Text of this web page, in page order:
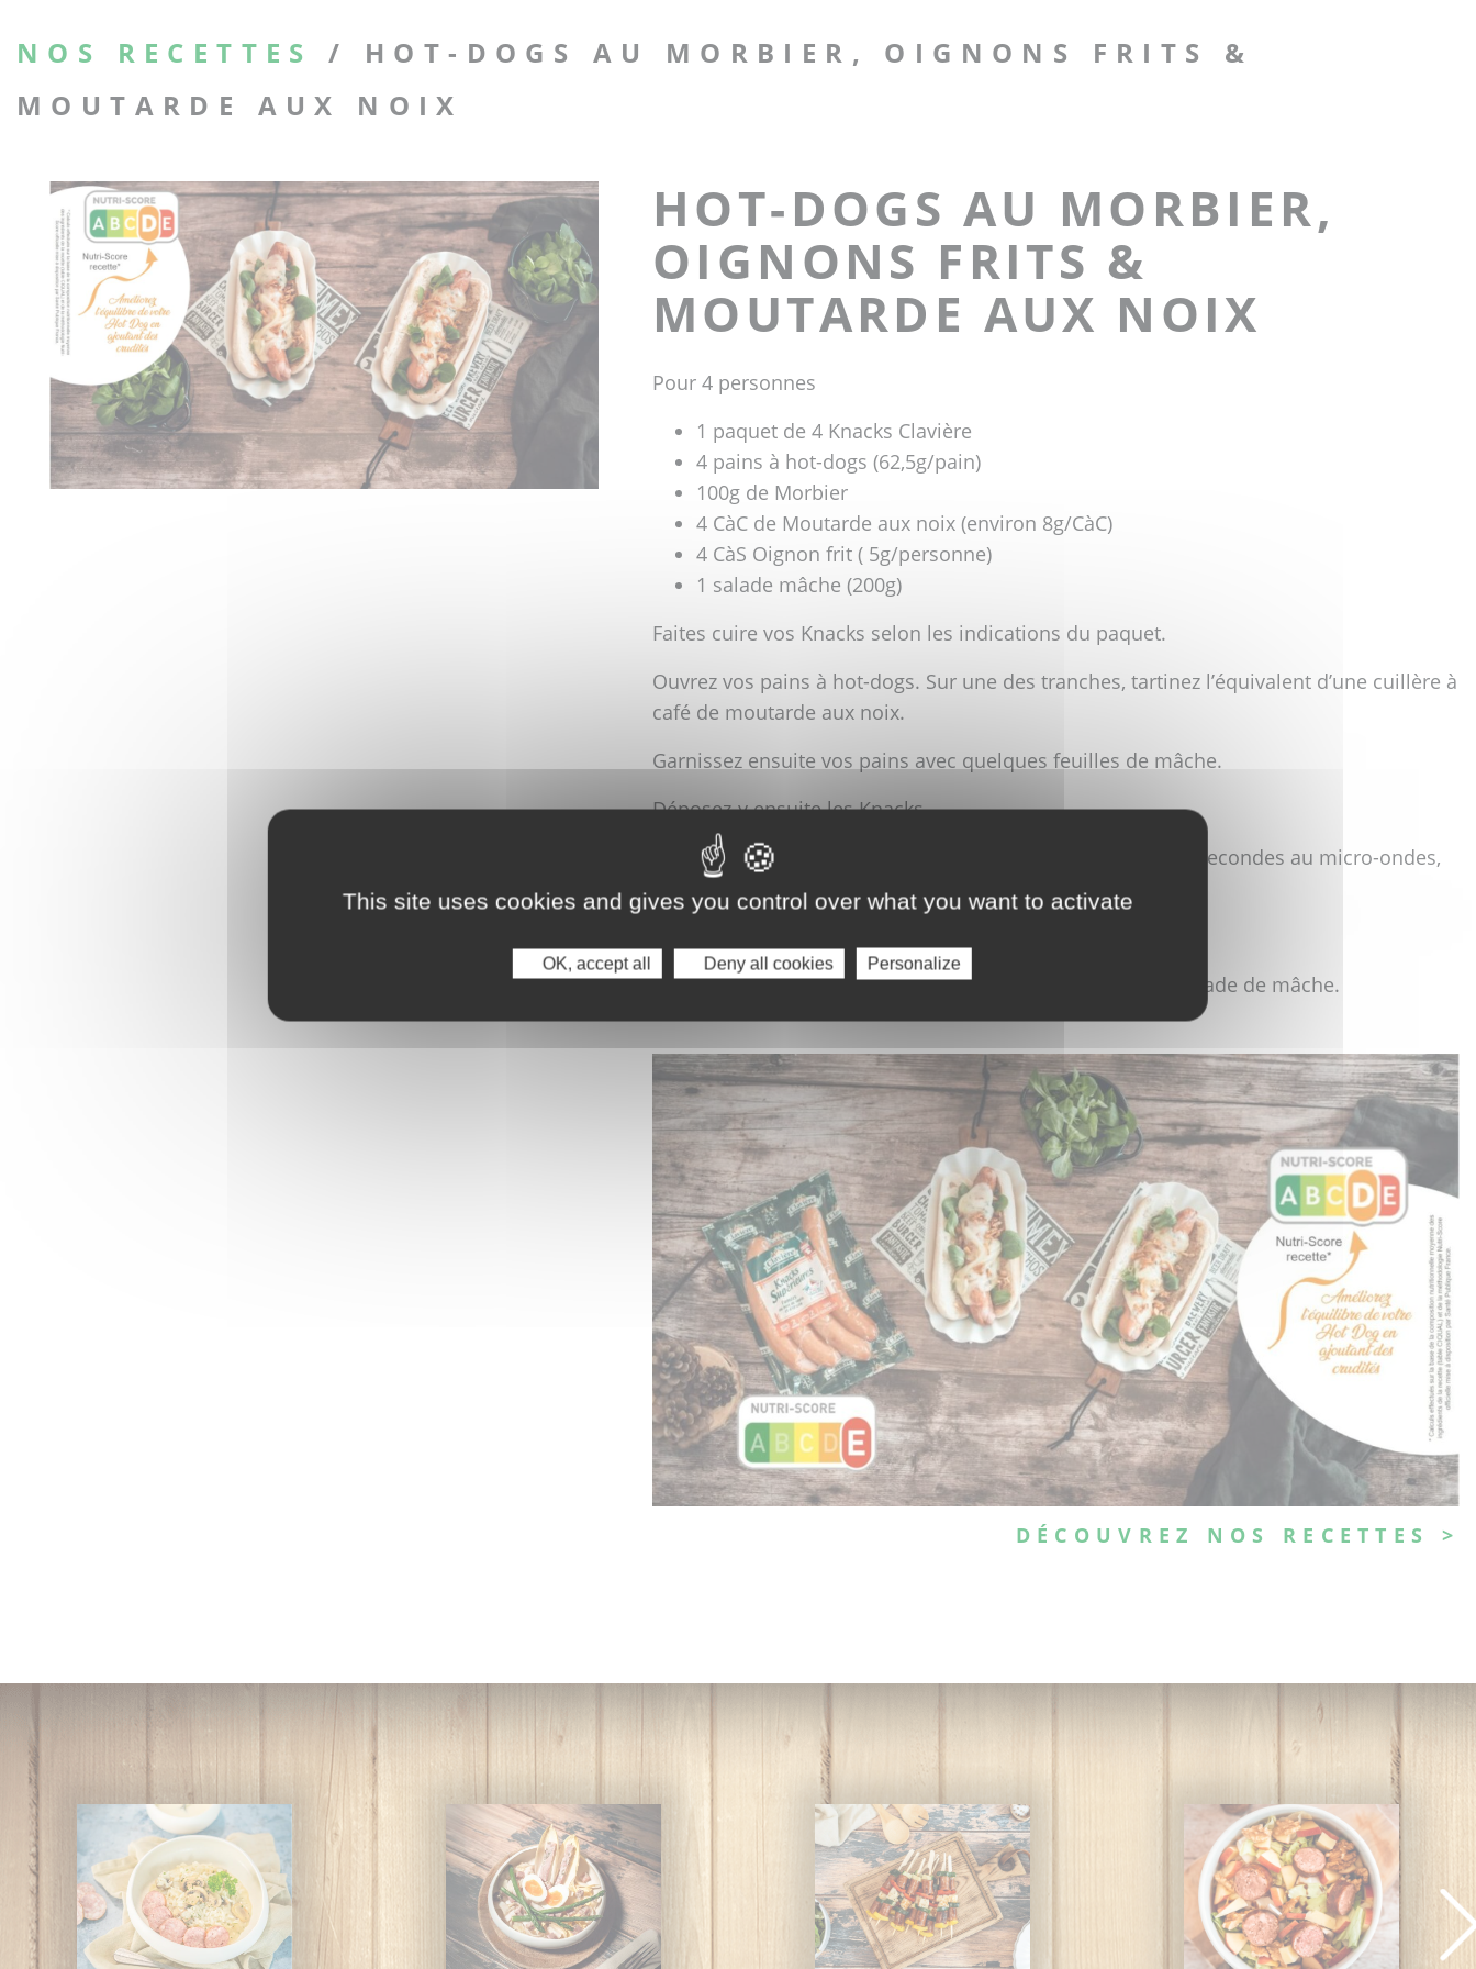
NOS RECETTES/ HOT-DOGS AU MORBIER, OIGNONS FRITS &
MOUTARDE AUX NOIX
HOT-DOGS AU MORBIER,
OIGNONS FRITS &
MOUTARDE AUX NOIX
Pour 4 personnes
1 paquet de 4 Knacks Clavière
4 pains à hot-dogs (62,5g/pain)
100g de Morbier
4 CàC de Moutarde aux noix (environ 8g/CàC)
4 CàS Oignon frit ( 5g/personne)
1 salade mâche (200g)
Faites cuire vos Knacks selon les indications du paquet.
Ouvrez vos pains à hot-dogs. Sur une des tranches, tartinez l’équivalent d’une cuillère à
café de moutarde aux noix.
Garnissez ensuite vos pains avec quelques feuilles de mâche.
Déposez-y ensuite les Knacks.
Dans un ramequin, faites fondre votre fromage environ 20 secondes au micro-ondes,
puis répartissez-le dans chaque hot-dog.
Vous pouvez déguster vos hot-dogs accompagnés d’une salade de mâche.
DÉCOUVREZ NOS RECETTES >
This site uses cookies and gives you control over what you want to activate
OK, accept all Deny all cookies Personalize